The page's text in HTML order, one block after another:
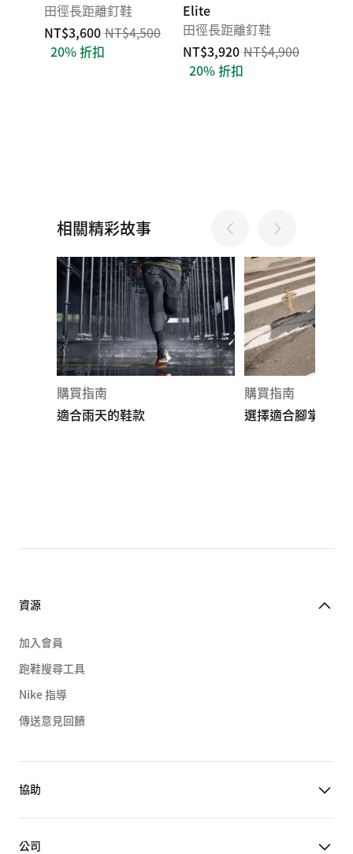
田徑長距離釘鞋
NT$3,600 NT$4,500
20% 折扣
Elite
田徑長距離釘鞋
NT$3,920 NT$4,900
20% 折扣
相關精彩故事
購買指南
適合雨天的鞋款
購買指南
選擇適合腳掌外旋
資源
加入會員
跑鞋搜尋工具
Nike 指導
傳送意見回饋
協助
公司